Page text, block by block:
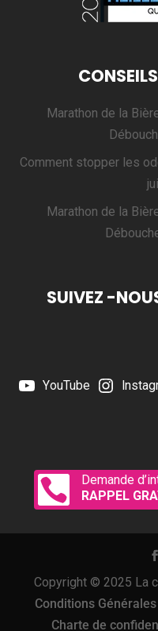
Marathon de la
Comment stopper les
Marathon de la
SUIVEZ -
YouTube

Demande
RAPPEL
Copyright © 2025 La
Conditions
Charte de